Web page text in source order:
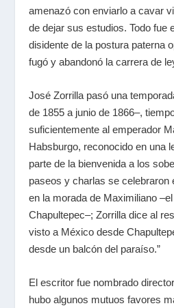
amenazó con enviarlo a cavar
de dejar sus estudios. Todo fue
disidente de la postura paterna
fugó y abandonó la carrera de
José Zorrilla pasó una
de 1855 a junio de 1866–,
suficientemente al emperador
Habsburgo, reconocido en una
parte de la bienvenida a los
paseos y charlas se celebraron
en la morada de Maximiliano
Chapultepec–; Zorrilla dice al
visto a México desde
desde un balcón del paraíso.”
El escritor fue nombrado
hubo algunos mutuos favores